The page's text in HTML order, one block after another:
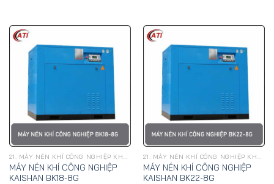
21. MÁY NÉN KHÍ CÔNG NGHIỆP KHAI SƠN
MÁY NÉN KHÍ CÔNG NGHIỆP
KAISHAN BK18-8G
21. MÁY NÉN KHÍ CÔNG NGHIỆP KHAI SƠN
MÁY NÉN KHÍ CÔNG NGHIỆP
KAISHAN BK22-8G